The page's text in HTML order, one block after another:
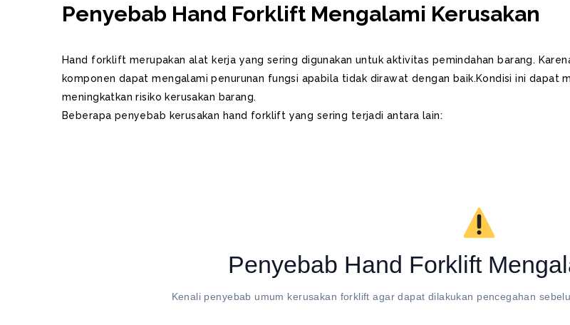
Penyebab Hand Forklift Mengalami Kerusakan
Hand forklift merupakan alat kerja yang sering digunakan untuk aktivitas pemindahan barang.
komponen dapat mengalami penurunan fungsi apabila tidak dirawat dengan baik.Kondisi ini
meningkatkan risiko kerusakan barang.
Beberapa penyebab kerusakan hand forklift yang sering terjadi antara lain:
Penyebab Hand Forklift
Kenali penyebab umum kerusakan forklift agar dapat dilakukan pencegahan